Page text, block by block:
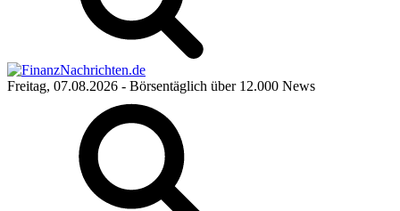
Freitag, 07.08.2026 - Börsentäglich über 12.000 News